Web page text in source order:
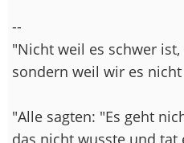
--
"Nicht weil es schwer
sondern weil wir es
"Alle sagten: "Es geht
das nicht wusste und tat